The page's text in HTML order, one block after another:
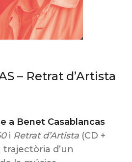
– Retrat d’Artista
a Benet Casablancas
i Retrat d’Artista (CD +
d’un